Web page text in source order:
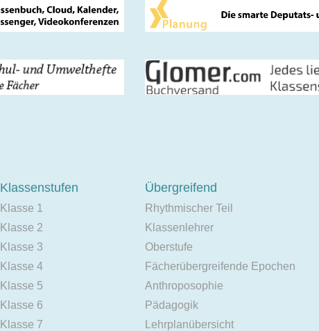
Klassenstufen
Klasse 1
Klasse 2
Klasse 3
Klasse 4
Klasse 5
Klasse 6
Klasse 7
Übergreifend
Rhythmischer Teil
Klassenlehrer
Oberstufe
Fächerübergreifende Epochen
Anthroposophie
Pädagogik
Lehrplanübersicht